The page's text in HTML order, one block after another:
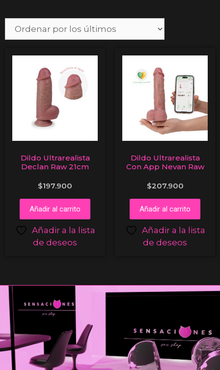
Dildo Ultrarealista
Declan Raw 21cm
$197.900
Añadir al carrito
Añadir a la lista
de deseos
Dildo Ultrarealista
Con App Nevan Raw
$207.900
Añadir al carrito
Añadir a la lista
de deseos